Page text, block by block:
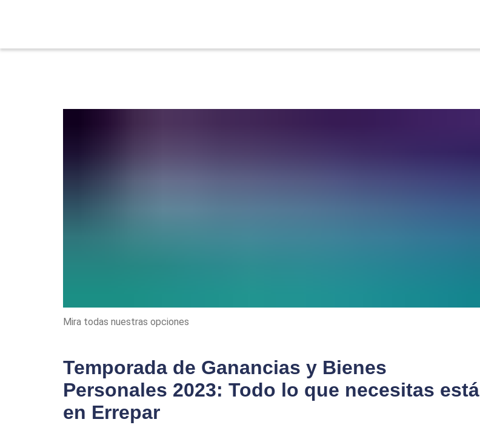
Mira todas nuestras opciones
Temporada de Ganancias y Bienes
Personales 2023: Todo lo que necesitas está
en Errepar